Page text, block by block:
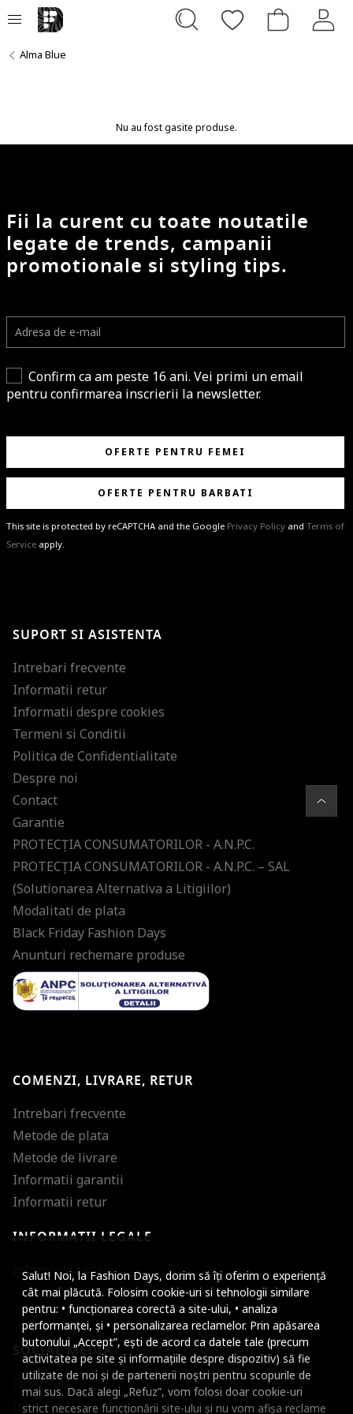
Salut! Noi, la Fashion Days, dorim să îți oferim o experiență
cât mai plăcută. Folosim cookie-uri si tehnologii similare
pentru: • funcționarea corectă a site-ului, • analiza
performanței, și • personalizarea reclamelor. Prin apăsarea
butonului „Accept”, ești de acord ca datele tale (precum
activitatea pe site și informațiile despre dispozitiv) să fie
utilizate de noi și de partenerii noștri pentru scopurile de
mai sus. Dacă alegi „Refuz”, vom folosi doar cookie-uri
strict necesare funcționării site-ului și nu vom afișa reclame
Alma Blue
Nu au fost gasite produse.
Fii la curent cu toate noutatile
legate de trends, campanii
promotionale si styling tips.
Confirm ca am peste 16 ani. Vei primi un email
pentru confirmarea inscrierii la newsletter.
OFERTE PENTRU FEMEI
OFERTE PENTRU BARBATI
This site is protected by reCAPTCHA and the Google Privacy Policy and Terms of
Service apply.
ultimele tendinte in moda!
SUPORT SI ASISTENTA
Intrebari frecvente
Informatii retur
Informatii despre cookies
Termeni si Conditii
Politica de Confidentialitate
Despre noi
Contact
Garantie
PROTECŢIA CONSUMATORILOR - A.N.P.C.
PROTECŢIA CONSUMATORILOR - A.N.P.C. – SAL
(Solutionarea Alternativa a Litigiilor)
Modalitati de plata
Black Friday Fashion Days
Anunturi rechemare produse
COMENZI, LIVRARE, RETUR
Intrebari frecvente
Metode de plata
Metode de livrare
Informatii garantii
Informatii retur
INFORMATII LEGALE
Informatii utile
SOCIAL MEDIA
Facebook
Instagram
Micsoreaza
Mareste spatierea
Micsoreaza
Mareste inaltimea